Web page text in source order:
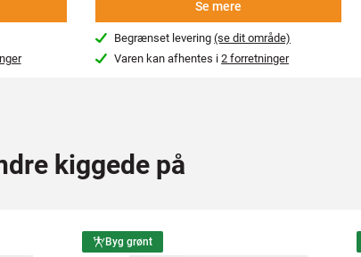
Se mere
Begrænset levering(se dit område)
Varen kan afhentes i2 forretninger
kiggede på
Byg grønt